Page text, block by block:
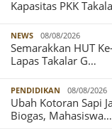
Kapasitas PKK
NEWS 08/08/2026
Semarakkan HUT
Lapas Takalar G…
PENDIDIKAN 08/08/2026
Ubah Kotoran Sapi
Biogas, Mahasiswa…